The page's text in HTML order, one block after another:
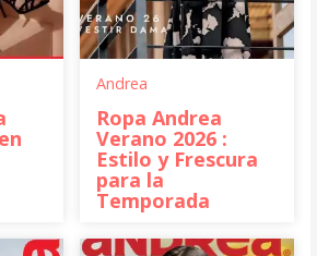
Andrea
Ropa Andrea
Verano 2026 :
Estilo y Frescura
para la
Temporada